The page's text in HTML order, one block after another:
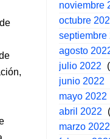
noviembre
octubre
septiembre
agosto
julio 2022
junio 2022
mayo 2022
abril 2022
marzo 2022